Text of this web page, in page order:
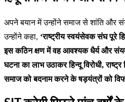
अपने बयान में उन्होंने समाज से शांति और
उन्होंने कहा, ‘राष्ट्रीय स्वयंसेवक संघ पूरे
इस कठिन क्षण में वह आवश्यक धैर्य और संयम
घटना का लाभ उठाकर हिन्दू विरोधी,
समाज को बदनाम करने के षड़यंत्रों को